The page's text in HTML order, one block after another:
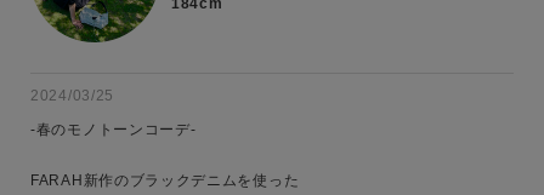
184cm
2024/03/25
-春のモノトーンコーデ-
FARAH新作のブラックデニムを使った